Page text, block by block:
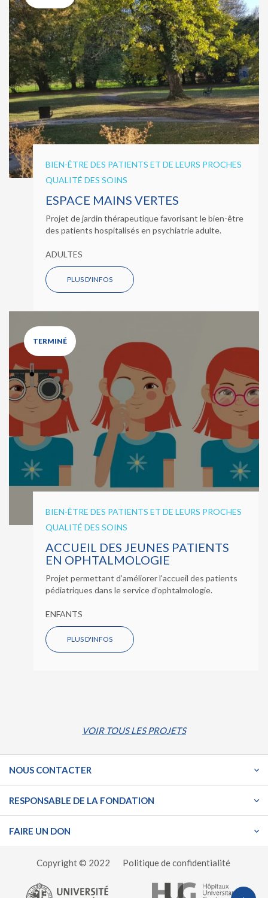
BIEN-ÊTRE DES PATIENTS ET DE LEURS PROCHES
QUALITÉ DES SOINS
ESPACE MAINS VERTES
Projet de jardin thérapeutique favorisant le bien-être
des patients hospitalisés en psychiatrie adulte.
ADULTES
PLUS D'INFOS
TERMINÉ
BIEN-ÊTRE DES PATIENTS ET DE LEURS PROCHES
QUALITÉ DES SOINS
ACCUEIL DES JEUNES PATIENTS
EN OPHTALMOLOGIE
Projet permettant d’améliorer l'accueil des patients
pédiatriques dans le service d’ophtalmologie.
ENFANTS
PLUS D'INFOS
VOIR TOUS LES PROJETS
NOUS CONTACTER
RESPONSABLE DE LA FONDATION
FAIRE UN DON
Copyright © 2022 Politique de confidentialité